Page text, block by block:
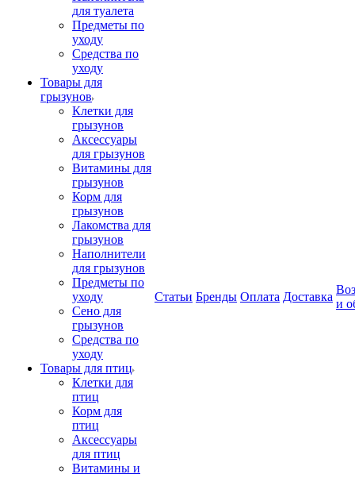
для туалета
Предметы по
уходу
Средства по
уходу
Товары для
грызунов
Клетки для
грызунов
Аксессуары
для грызунов
Витамины для
грызунов
Корм для
грызунов
Лакомства для
грызунов
Наполнители
для грызунов
Предметы по
уходу
Сено для
грызунов
Средства по
уходу
Товары для птиц
Клетки для
птиц
Корм для
птиц
Аксессуары
для птиц
Витамины и
Статьи Бренды Оплата Доставка
и